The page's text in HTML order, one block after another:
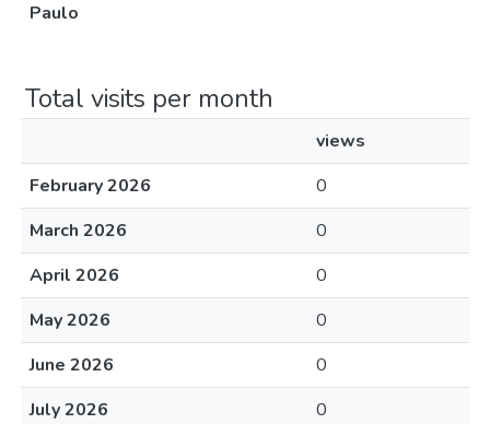
Paulo
Total visits per month
views
February 2026
0
March 2026
0
April 2026
0
May 2026
0
June 2026
0
July 2026
0